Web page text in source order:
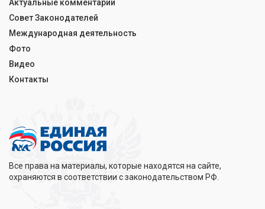
Все права на материалы, которые находятся на сайте,
охраняются в соответствии с законодательством РФ.
Актуальные комментарии
Совет Законодателей
Международная деятельность
Фото
Видео
Контакты